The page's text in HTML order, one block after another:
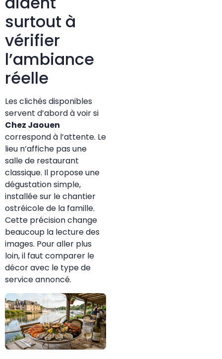
surtout à
vérifier
l’ambiance
réelle
Les clichés disponibles
servent d’abord à voir si
Chez Jaouen
correspond à l’attente. Le
lieu n’affiche pas une
salle de restaurant
classique. Il propose une
dégustation simple,
installée sur le chantier
ostréicole de la famille.
Cette précision change
beaucoup la lecture des
images. Pour aller plus
loin, il faut comparer le
décor avec le type de
service annoncé.